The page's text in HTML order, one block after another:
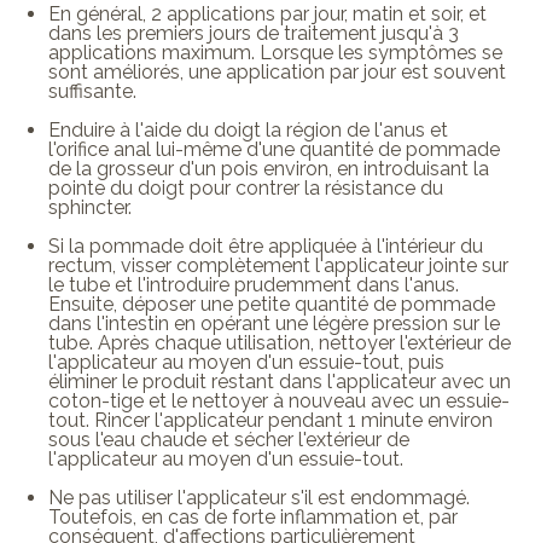
En général, 2 applications par jour, matin et soir, et
dans les premiers jours de traitement jusqu'à 3
applications maximum. Lorsque les symptômes se
sont améliorés, une application par jour est souvent
suffisante.
Enduire à l'aide du doigt la région de l'anus et
l'orifice anal lui-même d'une quantité de pommade
de la grosseur d'un pois environ, en introduisant la
pointe du doigt pour contrer la résistance du
sphincter.
Si la pommade doit être appliquée à l'intérieur du
rectum, visser complètement l'applicateur jointe sur
le tube et l'introduire prudemment dans l'anus.
Ensuite, déposer une petite quantité de pommade
dans l'intestin en opérant une légère pression sur le
tube. Après chaque utilisation, nettoyer l'extérieur de
l'applicateur au moyen d'un essuie-tout, puis
éliminer le produit restant dans l'applicateur avec un
coton-tige et le nettoyer à nouveau avec un essuie-
tout. Rincer l'applicateur pendant 1 minute environ
sous l'eau chaude et sécher l'extérieur de
l'applicateur au moyen d'un essuie-tout.
Ne pas utiliser l'applicateur s'il est endommagé.
Toutefois, en cas de forte inflammation et, par
conséquent, d'affections particulièrement